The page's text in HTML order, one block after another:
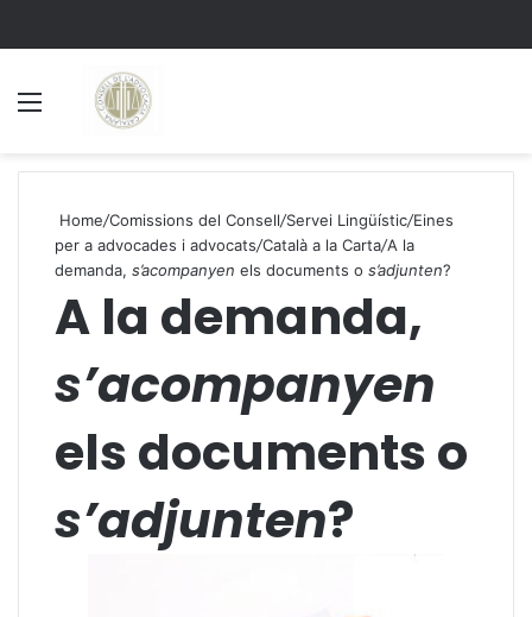
Home/Comissions del Consell/Servei Lingüístic/Eines
per a advocades i advocats/Català a la Carta/A la
demanda, s’acompanyen els documents o s’adjunten?
A la demanda,
s’acompanyen
els documents o
s’adjunten?